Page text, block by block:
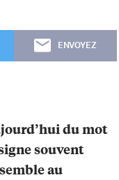
ENVOYEZ
du mot
souvent
au